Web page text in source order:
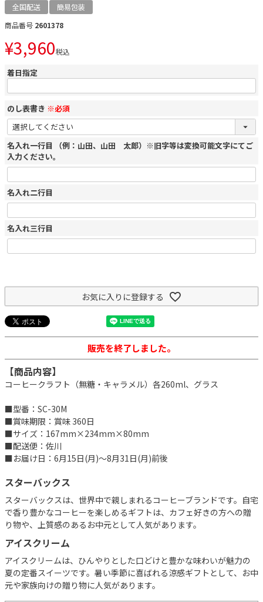
全国配送
簡易包装
商品番号 2601378
¥3,960税込
着日指定
のし表書き ※必須
名入れ一行目 （例：山田、山田 太郎）※旧字等は変換可能文字にてご
入力ください。
名入れ二行目
名入れ三行目
お気に入りに登録する
販売を終了しました。
【商品内容】
コーヒークラフト（無糖・キャラメル）各260ml、グラス
■型番：SC-30M
■賞味期限：賞味 360日
■サイズ：167mm×234mm×80mm
■配送便：佐川
■お届け日：6月15日(月)～8月31日(月)前後
スターバックス
スターバックスは、世界中で親しまれるコーヒーブランドです。自宅
で香り豊かなコーヒーを楽しめるギフトは、カフェ好きの方への贈
り物や、上質感のあるお中元として人気があります。
アイスクリーム
アイスクリームは、ひんやりとした口どけと豊かな味わいが魅力の
夏の定番スイーツです。暑い季節に喜ばれる涼感ギフトとして、お中
元や家族向けの贈り物に人気があります。